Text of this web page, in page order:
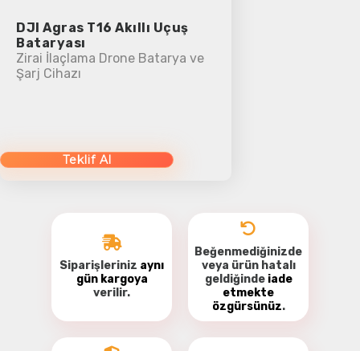
DJI Agras T16 Akıllı Uçuş
Bataryası
Zirai İlaçlama Drone Batarya ve
Şarj Cihazı
Teklif Al
Siparişleriniz aynı
gün kargoya
verilir.
Beğenmediğinizde
veya ürün hatalı
geldiğinde iade
etmekte
özgürsünüz.